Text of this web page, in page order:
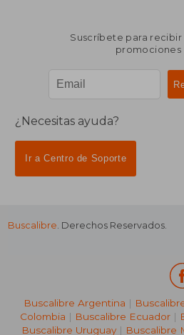
Suscríbete para recibir
promociones
¿Necesitas ayuda?
Ir a Centro de Soporte
Buscalibre . Derechos Reservados.
Buscalibre Argentina |
Colombia | Buscalibre Ecuador |
Buscalibre Uruguay| Buscalibre